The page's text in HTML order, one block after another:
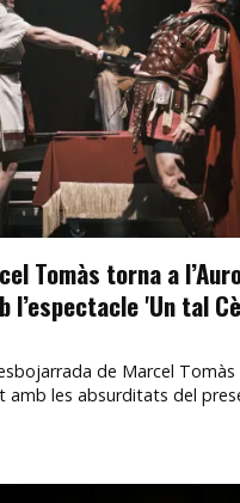
Tomàs torna a
l’espectacle 'Un tal
de Marcel
amb les absurditats del